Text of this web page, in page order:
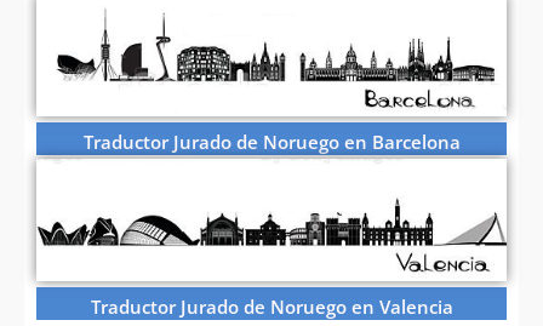
Traductor Jurado de Noruego en Barcelona
Traductor Jurado de Noruego en Valencia